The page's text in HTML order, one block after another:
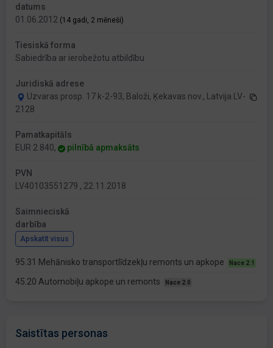
datums
01.06.2012 (14 gadi, 2 mēneši)
Tiesiskā forma
Sabiedrība ar ierobežotu atbildību
Juridiskā adrese
Uzvaras prosp. 17 k-2-93, Baloži, Ķekavas nov., Latvija LV-
2128
Pamatkapitāls
EUR 2 840,
pilnībā apmaksāts
PVN
LV40103551279 , 22.11.2018
Saimnieciskā
darbība
Apskatīt visus
95.31 Mehānisko transportlīdzekļu remonts un apkope Nace 2.1
45.20 Automobiļu apkope un remonts Nace 2.0
Saistītas personas